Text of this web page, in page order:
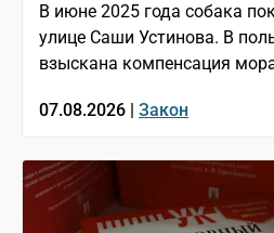
В июне 2025 года собака
улице Саши Устинова. В
взыскана компенсация
07.08.2026 | Закон